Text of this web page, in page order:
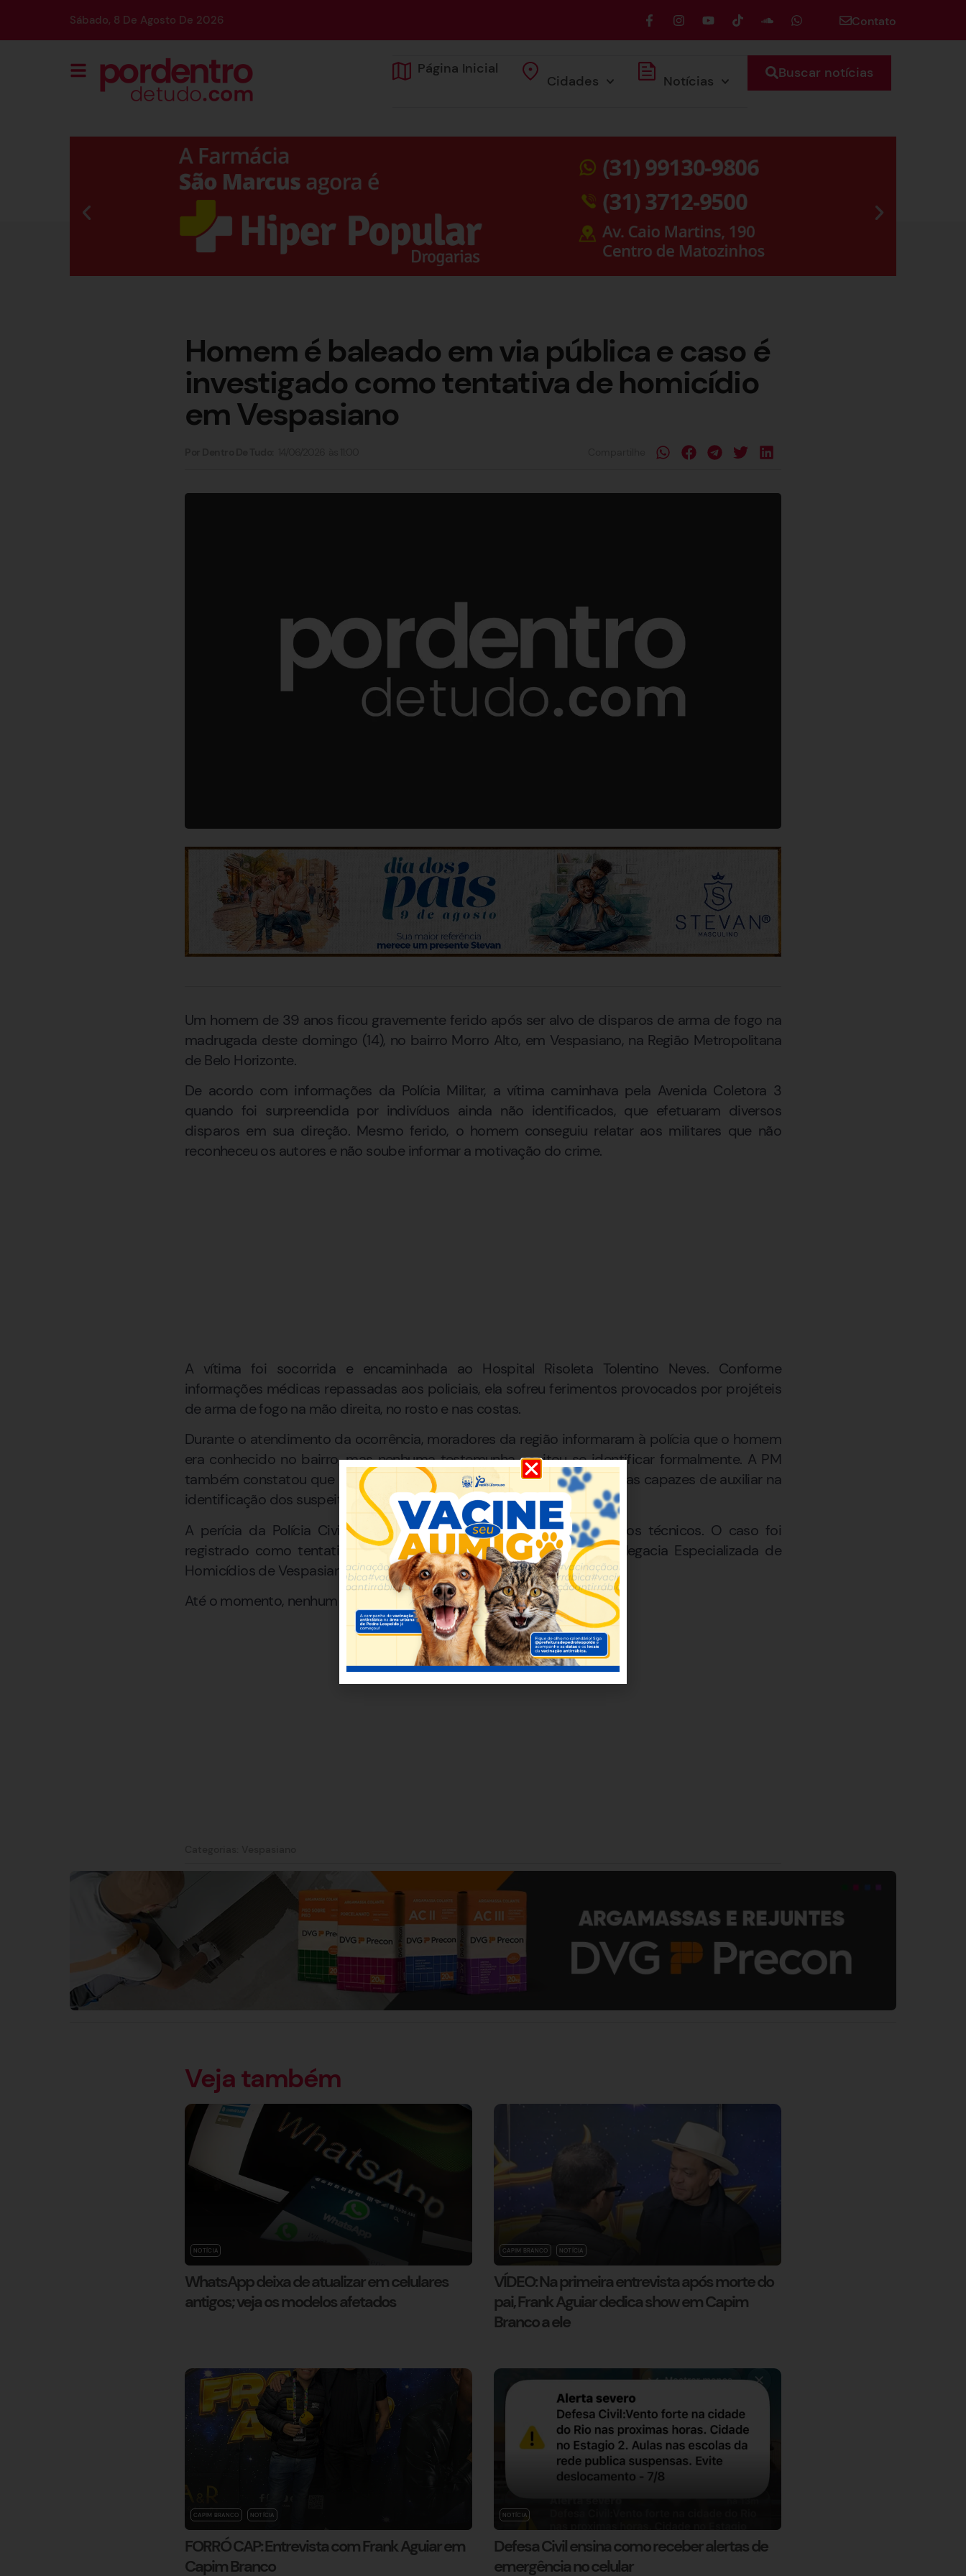
Sábado, 8 De Agosto De 2026 Contato
Página Inicial
Cidades Notícias Buscar notícias
Homem é baleado em via pública e caso é
investigado como tentativa de homicídio
em Vespasiano
Um homem de 39 anos ficou gravemente ferido após ser alvo de disparos de arma de fogo na
madrugada deste domingo (14), no bairro Morro Alto, em Vespasiano, na Região Metropolitana
de Belo Horizonte.
De acordo com informações da Polícia Militar, a vítima caminhava pela Avenida Coletora 3
quando foi surpreendida por indivíduos ainda não identificados, que efetuaram diversos
disparos em sua direção. Mesmo ferido, o homem conseguiu relatar aos militares que não
reconheceu os autores e não soube informar a motivação do crime.
A vítima foi socorrida e encaminhada ao Hospital Risoleta Tolentino Neves. Conforme
informações médicas repassadas aos policiais, ela sofreu ferimentos provocados por projéteis
de arma de fogo na mão direita, no rosto e nas costas.
Durante o atendimento da ocorrência, moradores da região informaram à polícia que o homem
era conhecido no bairro, mas nenhuma testemunha aceitou se identificar formalmente. A PM
também constatou que não havia câmeras de monitoramento próximas capazes de auxiliar na
identificação dos suspeitos.
A perícia da Polícia Civil compareceu ao local e realizou os trabalhos técnicos. O caso foi
registrado como tentativa de homicídio e será investigado pela Delegacia Especializada de
Homicídios de Vespasiano.
Até o momento, nenhum suspeito foi preso.
Veja também
NOTÍCIA
WhatsApp deixa de atualizar em celulares
antigos; veja os modelos afetados
CAPIM BRANCO NOTÍCIA
VÍDEO: Na primeira entrevista após morte do
pai, Frank Aguiar dedica show em Capim
Branco a ele
CAPIM BRANCO NOTÍCIA
FORRÓ CAP: Entrevista com Frank Aguiar em
Capim Branco
NOTÍCIA
Defesa Civil ensina como receber alertas de
emergência no celular